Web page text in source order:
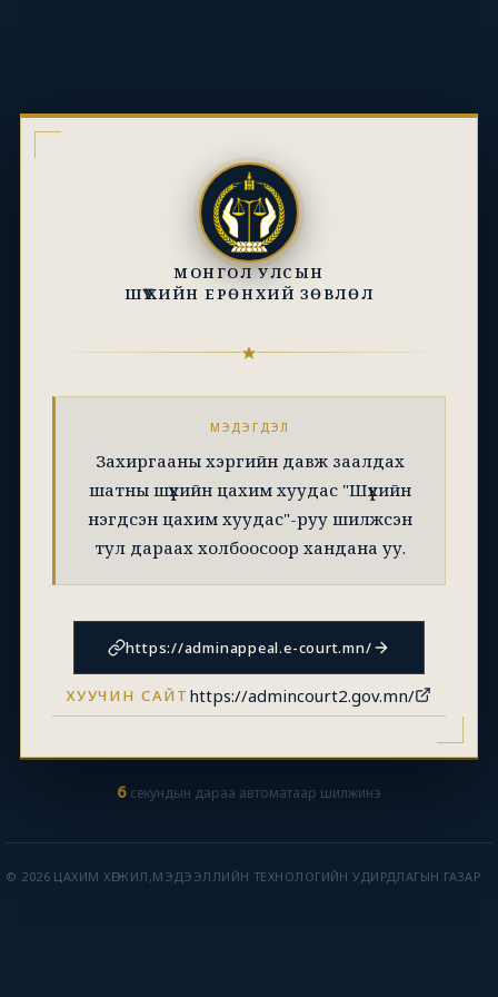
МОНГОЛ УЛСЫН
ШҮҮХИЙН ЕРӨНХИЙ ЗӨВЛӨЛ
МЭДЭГДЭЛ
Захиргааны хэргийн давж заалдах
шатны шүүхийн цахим хуудас "Шүүхийн
нэгдсэн цахим хуудас"-руу шилжсэн
тул дараах холбоосоор хандана уу.
https://adminappeal.e-court.mn/
ХУУЧИН САЙТ https://admincourt2.gov.mn/
6 секундын дараа автоматаар шилжинэ
© 2026 ЦАХИМ ХӨГЖИЛ,МЭДЭЭЛЛИЙН ТЕХНОЛОГИЙН УДИРДЛАГЫН ГАЗАР